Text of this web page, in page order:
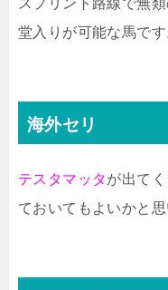
スプリント路線で無
堂入りが可能な馬です
海外セリ
テスタマッタが出て
ておいてもよいかと思